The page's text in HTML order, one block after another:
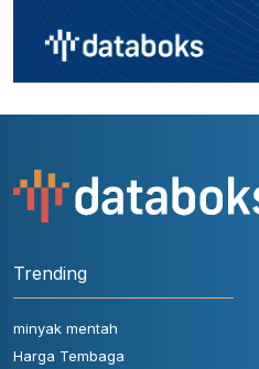
Trending
minyak mentah
Harga Tembaga